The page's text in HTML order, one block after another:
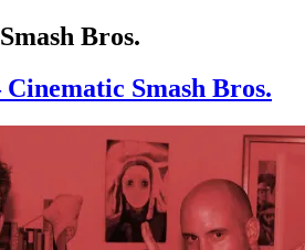
Bros.
Smash Bros.